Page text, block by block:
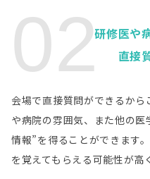
ー
医療法人徳洲会 羽生総合病
医療法人社団協友会 柏厚生
千葉県
地方独立行政法人総合病院国
千葉県
02研修医や
直接
会場で直接質問ができるか
や病院の雰囲気、また他の
情報”を得ることができます
を覚えてもらえる可能性が高